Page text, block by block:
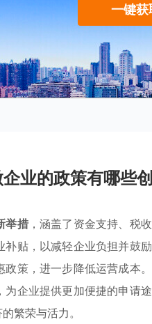
一键
业的政策有哪些
举措，涵盖了资金支持、税
贴，以减轻企业负担并鼓
策，进一步降低运营成本
企业提供更加便捷的申请
繁荣与活力。